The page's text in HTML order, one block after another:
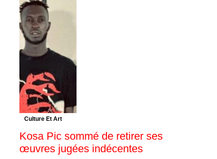
Culture Et Art
Kosa Pic sommé de retirer ses
œuvres jugées indécentes